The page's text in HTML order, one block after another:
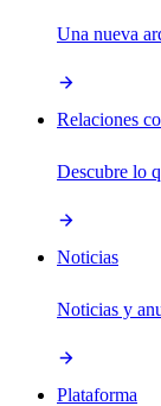
Una nueva
Relaciones
Descubre lo
Noticias
Noticias y
Plataforma